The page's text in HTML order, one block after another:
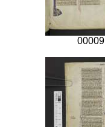
00009